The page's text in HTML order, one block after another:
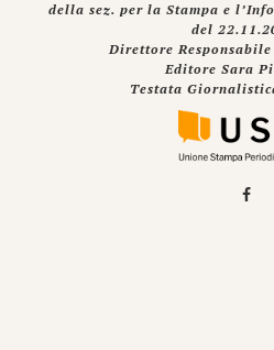
della sez. per la Stampa e
del
Direttore
Editore Sara
Testata